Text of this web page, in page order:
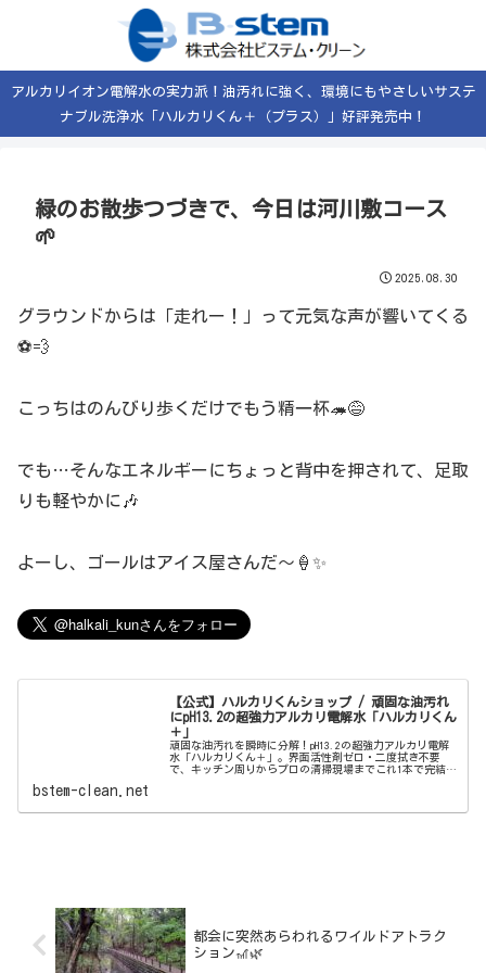
アルカリイオン電解水の実力派！油汚れに強く、環境にもやさしいサステ
ナブル洗浄水「ハルカリくん＋（プラス）」好評発売中！
緑のお散歩つづきで、今日は河川敷コース
🌱
2025.08.30
グラウンドからは「走れー！」って元気な声が響いてくる
⚽️💨
こっちはのんびり歩くだけでもう精一杯🦔😅
でも…そんなエネルギーにちょっと背中を押されて、足取
りも軽やかに🎶
よーし、ゴールはアイス屋さんだ〜🍦✨
【公式】ハルカリくんショップ / 頑固な油汚れ
にpH13.2の超強力アルカリ電解水「ハルカリくん
＋」
頑固な油汚れを瞬時に分解！pH13.2の超強力アルカリ電解
水「ハルカリくん＋」。界面活性剤ゼロ・二度拭き不要
で、キッチン周りからプロの清掃現場までこれ1本で完結。
bstem-clean.net
都会に突然あらわれるワイルドアトラク
ション🎢🌿